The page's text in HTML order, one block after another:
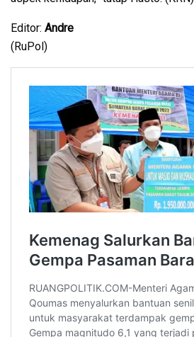
Editor: Andre
(RuPol)